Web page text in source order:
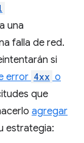
una
falla de red.
si
error 4xx o
que
agregar
estrategia: